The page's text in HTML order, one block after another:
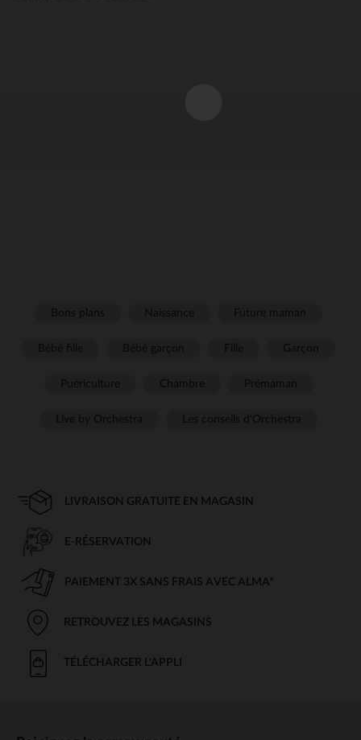
LIVRAISON GRATUITE EN MAGASIN
E-RÉSERVATION
PAIEMENT 3X SANS FRAIS AVEC ALMA*
RETROUVEZ LES MAGASINS
TÉLÉCHARGER L'APPLI